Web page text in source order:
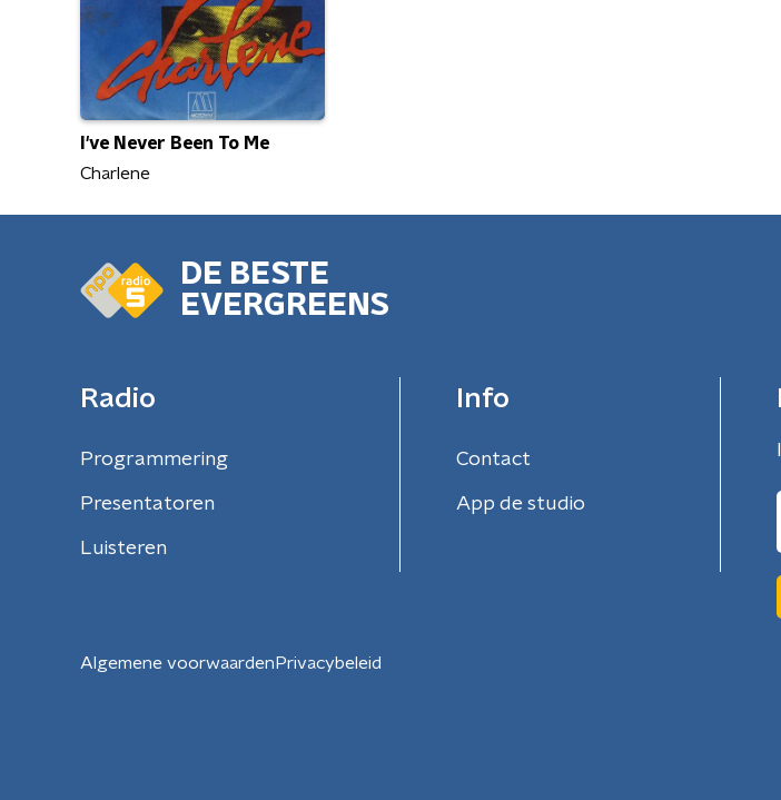
I've Never Been To Me
Charlene
DE BESTE
EVERGREENS
Radio
Programmering
Presentatoren
Luisteren
Info
Contact
App de studio
Algemene voorwaarden Privacybeleid